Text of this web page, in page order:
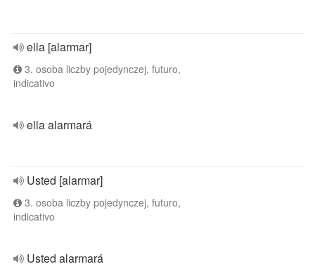
ella [alarmar]
3. osoba liczby pojedynczej, futuro,
indicativo
ella alarmará
Usted [alarmar]
3. osoba liczby pojedynczej, futuro,
indicativo
Usted alarmará